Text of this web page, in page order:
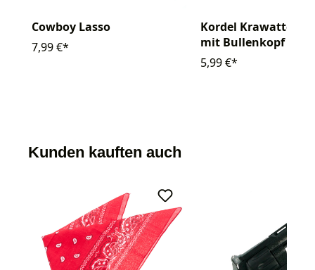
Cowboy Lasso
7,99 €*
Kordel Krawatte
mit Bullenkopf
5,99 €*
Kunden kauften auch